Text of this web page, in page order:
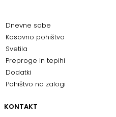
Dnevne sobe
Kosovno pohištvo
Svetila
Preproge in tepihi
Dodatki
Pohištvo na zalogi
KONTAKT